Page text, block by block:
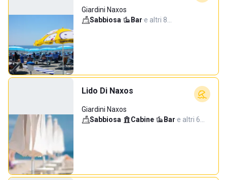
Giardini Naxos
Sabbiosa· Bar·e altri 8…
Lido Di Naxos
Giardini Naxos
Sabbiosa· Cabine· Bar·e altri 6…